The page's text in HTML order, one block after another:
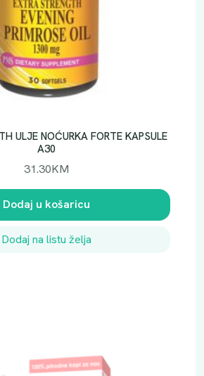
ULJE NOĆURKA FORTE KAPSULE
A30
31.30KM
Dodaj u košaricu
Dodaj na listu želja